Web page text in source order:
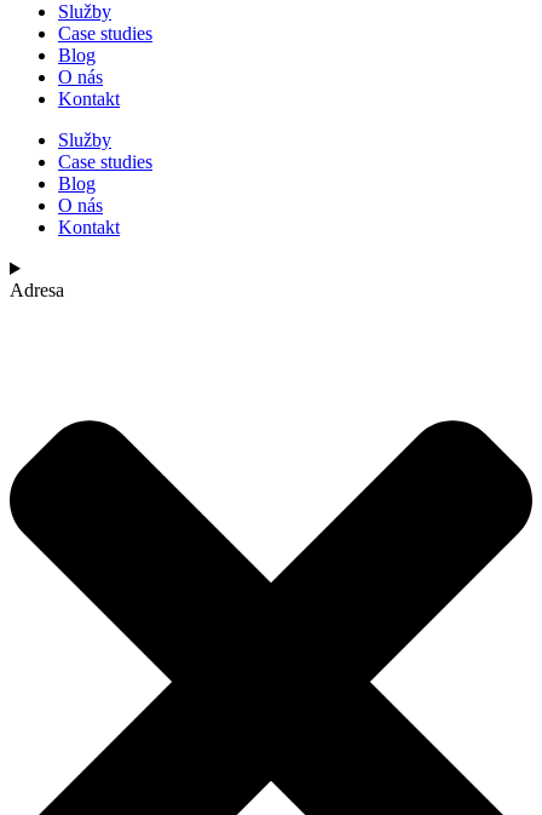
Služby
Case studies
Blog
O nás
Kontakt
Služby
Case studies
Blog
O nás
Kontakt
Adresa